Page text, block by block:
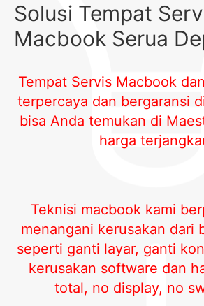
Solusi Tempat
Macbook Serua
Tempat Servis Macbook
terpercaya dan bergaransi
bisa Anda temukan di
harga
Teknisi macbook kami
menangani kerusakan dari
seperti ganti layar, ganti
kerusakan software dan
total, no display, no